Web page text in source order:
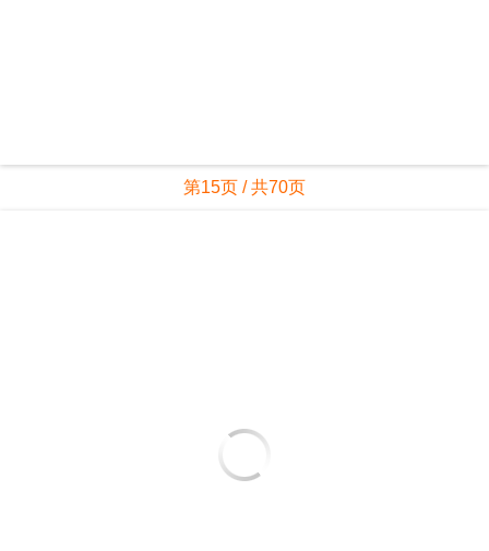
第15页 / 共70页